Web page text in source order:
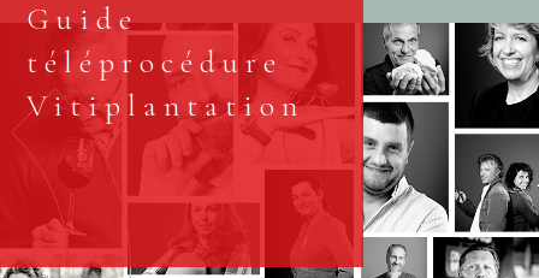
Guide
téléprocédure
Vitiplantation